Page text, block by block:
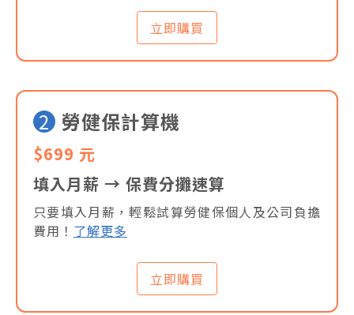
立即購買
2 勞健保計算機
$699 元
填入月薪 → 保費分攤速算
只要填入月薪，輕鬆試算勞健保個人及公司負擔
費用！ 了解更多
立即購買